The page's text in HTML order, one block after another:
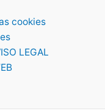
cookies
LEGAL